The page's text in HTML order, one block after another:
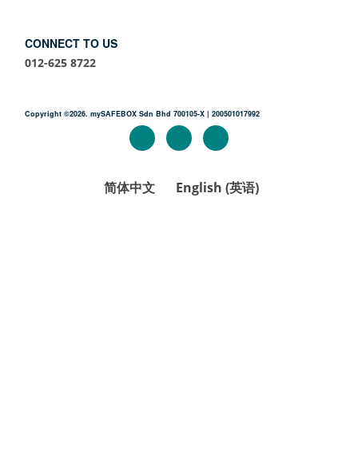
CONNECT TO US
012-625 8722
Copyright ©2026. mySAFEBOX Sdn Bhd 700105-X | 200501017992
简体中文 English (英语)